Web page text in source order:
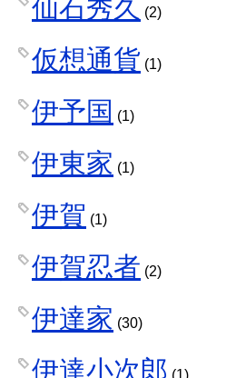
仙石秀久 (2)
仮想通貨 (1)
伊予国 (1)
伊東家 (1)
伊賀 (1)
伊賀忍者 (2)
伊達家 (30)
伊達小次郎 (1)